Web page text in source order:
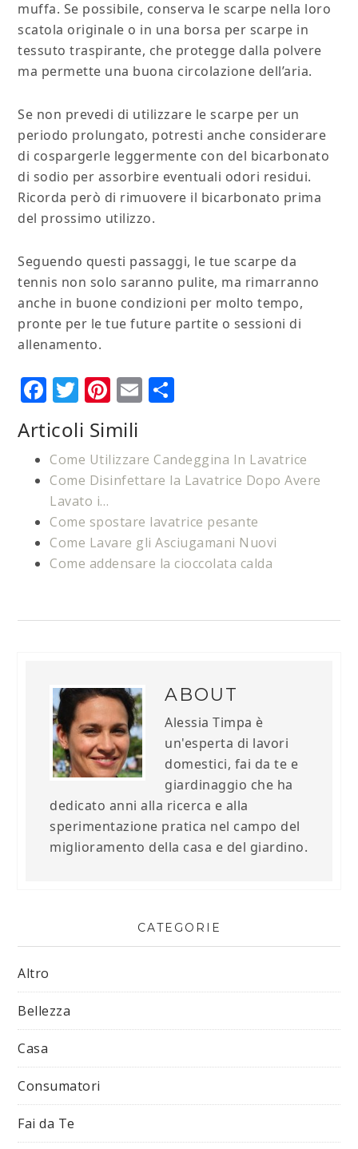
muffa. Se possibile, conserva le scarpe nella loro
scatola originale o in una borsa per scarpe in
tessuto traspirante, che protegge dalla polvere
ma permette una buona circolazione dell’aria.
Se non prevedi di utilizzare le scarpe per un
periodo prolungato, potresti anche considerare
di cospargerle leggermente con del bicarbonato
di sodio per assorbire eventuali odori residui.
Ricorda però di rimuovere il bicarbonato prima
del prossimo utilizzo.
Seguendo questi passaggi, le tue scarpe da
tennis non solo saranno pulite, ma rimarranno
anche in buone condizioni per molto tempo,
pronte per le tue future partite o sessioni di
allenamento.
Facebook
Twitter
Pinterest
Email
Articoli Simili
Come Utilizzare Candeggina In Lavatrice
Come Disinfettare la Lavatrice Dopo Avere
Lavato i…
Come spostare lavatrice pesante
Come Lavare gli Asciugamani Nuovi
Come addensare la cioccolata calda
ABOUT
Alessia Timpa è
un'esperta di lavori
domestici, fai da te e
giardinaggio che ha
dedicato anni alla ricerca e alla
sperimentazione pratica nel campo del
miglioramento della casa e del giardino.
CATEGORIE
Altro
Bellezza
Casa
Consumatori
Fai da Te